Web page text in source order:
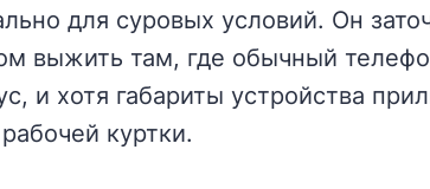
для суровых условий. Он
выжить там, где обычный
и хотя габариты устройства
куртки.